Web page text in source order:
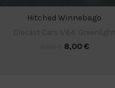
Hitched Winnebago
8,00€